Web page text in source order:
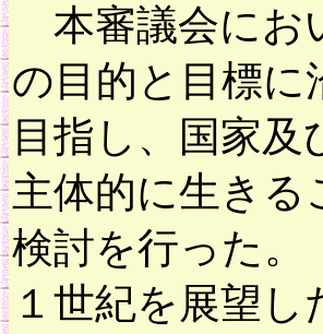
本審議会にお
の目的と目標に
目指し、国家
主体的に生き
検討を行った
１世紀を展望